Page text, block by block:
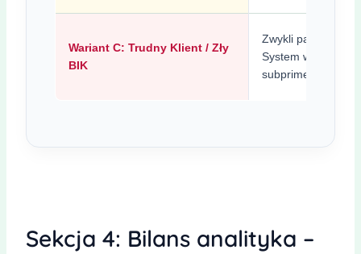
Wariant C: Trudny Klient / Zły
BIK
Zwykli partnerzy
System wypycha
subprime.
Sekcja 4: Bilans analityka –